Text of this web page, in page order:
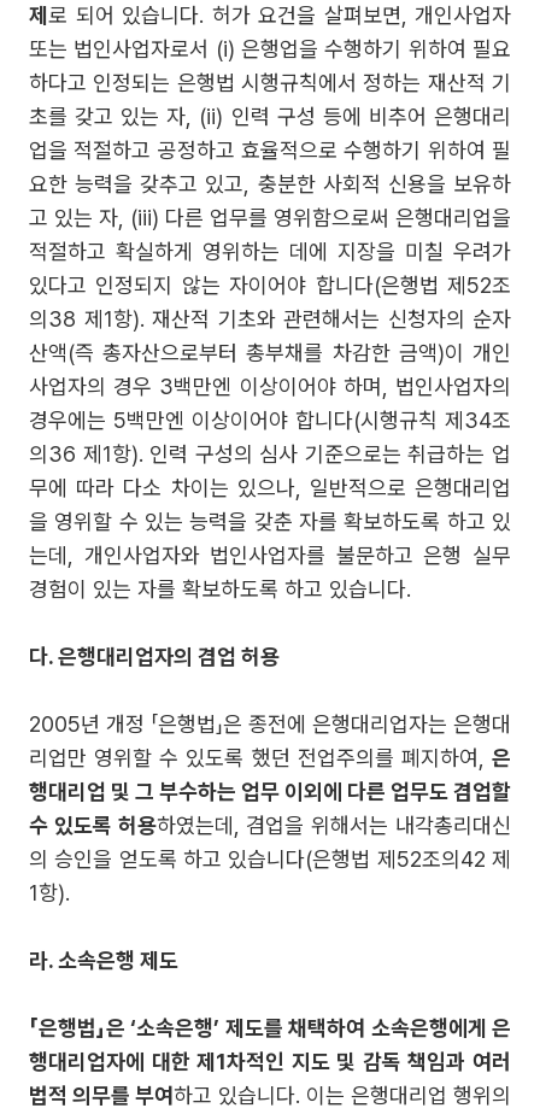
제로 되어 있습니다. 허가 요건을 살펴보면, 개인사업자
또는 법인사업자로서 (i) 은행업을 수행하기 위하여 필요
하다고 인정되는 은행법 시행규칙에서 정하는 재산적 기
초를 갖고 있는 자, (ii) 인력 구성 등에 비추어 은행대리
업을 적절하고 공정하고 효율적으로 수행하기 위하여 필
요한 능력을 갖추고 있고, 충분한 사회적 신용을 보유하
고 있는 자, (iii) 다른 업무를 영위함으로써 은행대리업을
적절하고 확실하게 영위하는 데에 지장을 미칠 우려가
있다고 인정되지 않는 자이어야 합니다(은행법 제52조
의38 제1항). 재산적 기초와 관련해서는 신청자의 순자
산액(즉 총자산으로부터 총부채를 차감한 금액)이 개인
사업자의 경우 3백만엔 이상이어야 하며, 법인사업자의
경우에는 5백만엔 이상이어야 합니다(시행규칙 제34조
의36 제1항). 인력 구성의 심사 기준으로는 취급하는 업
무에 따라 다소 차이는 있으나, 일반적으로 은행대리업
을 영위할 수 있는 능력을 갖춘 자를 확보하도록 하고 있
는데, 개인사업자와 법인사업자를 불문하고 은행 실무
경험이 있는 자를 확보하도록 하고 있습니다.
다. 은행대리업자의 겸업 허용
2005년 개정 「은행법」은 종전에 은행대리업자는 은행대
리업만 영위할 수 있도록 했던 전업주의를 폐지하여, 은
행대리업 및 그 부수하는 업무 이외에 다른 업무도 겸업할
수 있도록 허용하였는데, 겸업을 위해서는 내각총리대신
의 승인을 얻도록 하고 있습니다(은행법 제52조의42 제
1항).
라. 소속은행 제도
「은행법」은 ‘소속은행’ 제도를 채택하여 소속은행에게 은
행대리업자에 대한 제1차적인 지도 및 감독 책임과 여러
법적 의무를 부여하고 있습니다. 이는 은행대리업 행위의